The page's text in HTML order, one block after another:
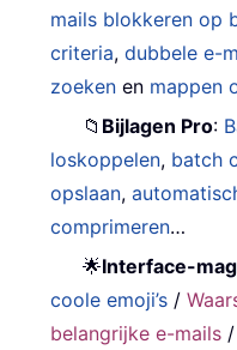
mails blokkeren op
criteria,dubbele e-
zoeken en mappen
📁 Bijlagen Pro:
loskoppelen, batch
opslaan,
comprimeren…
🌟Interface-
coole emoji’s /
belangrijke e-mails /